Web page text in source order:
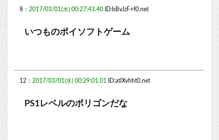
8： 2017/03/01(水) 00:27:43.40 ID:bBvJzF+f0.net
いつものポイソフトゲーム
12： 2017/03/01(水) 00:29:01.01 ID:atlXvhht0.net
PS1レベルのポリゴンだな